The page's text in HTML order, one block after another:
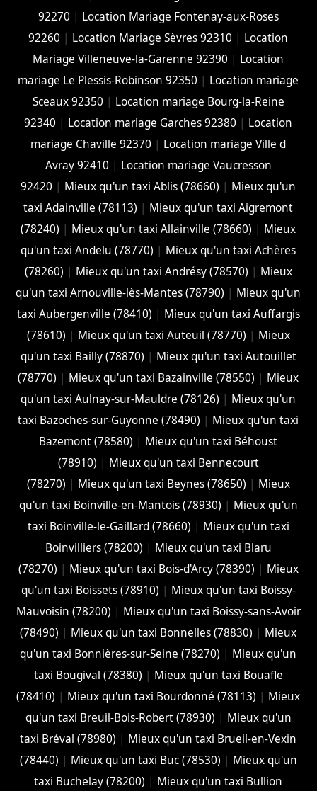
92270 | Location Mariage Fontenay-aux-Roses
92260 | Location Mariage Sèvres 92310 | Location
Mariage Villeneuve-la-Garenne 92390 | Location
mariage Le Plessis-Robinson 92350 | Location mariage
Sceaux 92350 | Location mariage Bourg-la-Reine
92340 | Location mariage Garches 92380 | Location
mariage Chaville 92370 | Location mariage Ville d
Avray 92410 | Location mariage Vaucresson
92420 | Mieux qu'un taxi Ablis (78660) | Mieux qu'un
taxi Adainville (78113) | Mieux qu'un taxi Aigremont
(78240) | Mieux qu'un taxi Allainville (78660) | Mieux
qu'un taxi Andelu (78770) | Mieux qu'un taxi Achères
(78260) | Mieux qu'un taxi Andrésy (78570) | Mieux
qu'un taxi Arnouville-lès-Mantes (78790) | Mieux qu'un
taxi Aubergenville (78410) | Mieux qu'un taxi Auffargis
(78610) | Mieux qu'un taxi Auteuil (78770) | Mieux
qu'un taxi Bailly (78870) | Mieux qu'un taxi Autouillet
(78770) | Mieux qu'un taxi Bazainville (78550) | Mieux
qu'un taxi Aulnay-sur-Mauldre (78126) | Mieux qu'un
taxi Bazoches-sur-Guyonne (78490) | Mieux qu'un taxi
Bazemont (78580) | Mieux qu'un taxi Béhoust
(78910) | Mieux qu'un taxi Bennecourt
(78270) | Mieux qu'un taxi Beynes (78650) | Mieux
qu'un taxi Boinville-en-Mantois (78930) | Mieux qu'un
taxi Boinville-le-Gaillard (78660) | Mieux qu'un taxi
Boinvilliers (78200) | Mieux qu'un taxi Blaru
(78270) | Mieux qu'un taxi Bois-d'Arcy (78390) | Mieux
qu'un taxi Boissets (78910) | Mieux qu'un taxi Boissy-
Mauvoisin (78200) | Mieux qu'un taxi Boissy-sans-Avoir
(78490) | Mieux qu'un taxi Bonnelles (78830) | Mieux
qu'un taxi Bonnières-sur-Seine (78270) | Mieux qu'un
taxi Bougival (78380) | Mieux qu'un taxi Bouafle
(78410) | Mieux qu'un taxi Bourdonné (78113) | Mieux
qu'un taxi Breuil-Bois-Robert (78930) | Mieux qu'un
taxi Bréval (78980) | Mieux qu'un taxi Brueil-en-Vexin
(78440) | Mieux qu'un taxi Buc (78530) | Mieux qu'un
taxi Buchelay (78200) | Mieux qu'un taxi Bullion